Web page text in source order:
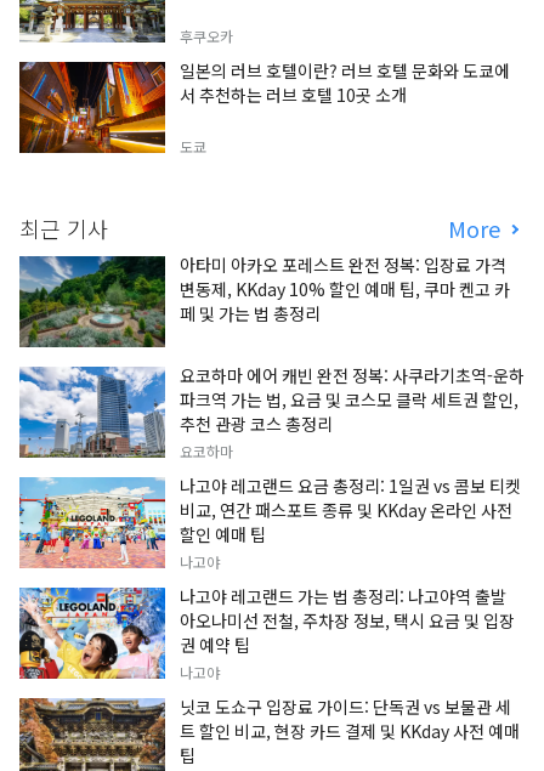
후쿠오카
일본의 러브 호텔이란? 러브 호텔 문화와 도쿄에
서 추천하는 러브 호텔 10곳 소개
도쿄
최근 기사 More
아타미 아카오 포레스트 완전 정복: 입장료 가격
변동제, KKday 10% 할인 예매 팁, 쿠마 켄고 카
페 및 가는 법 총정리
요코하마 에어 캐빈 완전 정복: 사쿠라기초역-운하
파크역 가는 법, 요금 및 코스모 클락 세트권 할인,
추천 관광 코스 총정리
요코하마
나고야 레고랜드 요금 총정리: 1일권 vs 콤보 티켓
비교, 연간 패스포트 종류 및 KKday 온라인 사전
할인 예매 팁
나고야
나고야 레고랜드 가는 법 총정리: 나고야역 출발
아오나미선 전철, 주차장 정보, 택시 요금 및 입장
권 예약 팁
나고야
닛코 도쇼구 입장료 가이드: 단독권 vs 보물관 세
트 할인 비교, 현장 카드 결제 및 KKday 사전 예매
팁